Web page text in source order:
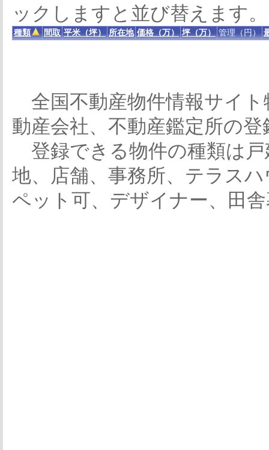
ックしますと並び替えます。
種類 間取 平米（坪） 所在地 価格（万） 坪（万） 管理（円）
全国不動産物件情報サイト
動産会社、不動産鑑定所の
登録できる物件の種類は
地、店舗、事務所、テラス
ペット可、デザイナー、田